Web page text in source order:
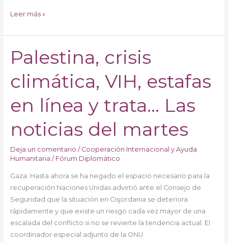
Leer más »
Palestina, crisis
climática, VIH, estafas
en línea y trata… Las
noticias del martes
Deja un comentario / Cooperación Internacional y Ayuda
Humanitaria / Fórum Diplomático
Gaza: Hasta ahora se ha negado el espacio necesario para la
recuperación Naciones Unidas advirtió ante el Consejo de
Seguridad que la situación en Cisjordania se deteriora
rápidamente y que existe un riesgo cada vez mayor de una
escalada del conflicto si no se revierte la tendencia actual. El
coordinador especial adjunto de la ONU
Palestina,
crisis
climática,
VIH,
en
Las
del
martes